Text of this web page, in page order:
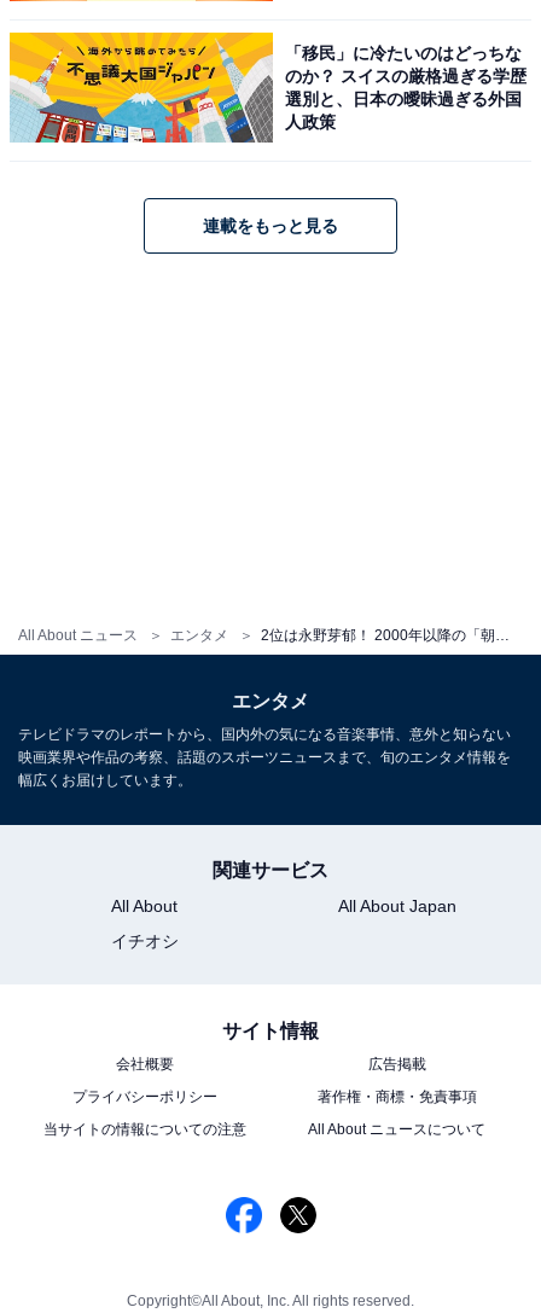
All About ニュース エンタメ 2位は永野芽郁！ 2000年以降の「朝ドラヒロイン」を演じた好きな俳優ランキング、気になる1位は？
「移民」に冷たいのはどっちな
のか？ スイスの厳格過ぎる学歴
選別と、日本の曖昧過ぎる外国
人政策
連載をもっと見る
エンタメ
テレビドラマのレポートから、国内外の気になる音楽事情、意外と知らない
映画業界や作品の考察、話題のスポーツニュースまで、旬のエンタメ情報を
幅広くお届けしています。
関連サービス
All About
All About Japan
イチオシ
サイト情報
会社概要
広告掲載
プライバシーポリシー
著作権・商標・免責事項
当サイトの情報についての注意
All About ニュースについて
Copyright©All About, Inc. All rights reserved.